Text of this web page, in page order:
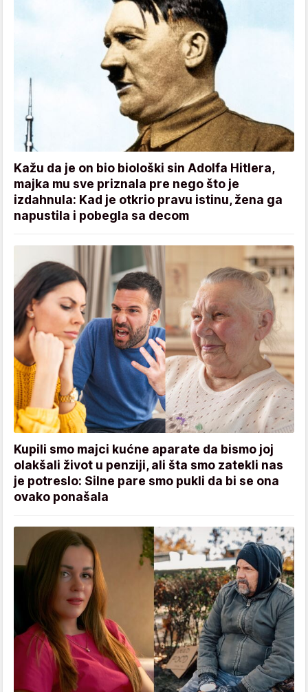
Kažu da je on bio biološki sin Adolfa Hitlera,
majka mu sve priznala pre nego što je
izdahnula: Kad je otkrio pravu istinu, žena ga
napustila i pobegla sa decom
Kupili smo majci kućne aparate da bismo joj
olakšali život u penziji, ali šta smo zatekli nas
je potreslo: Silne pare smo pukli da bi se ona
ovako ponašala